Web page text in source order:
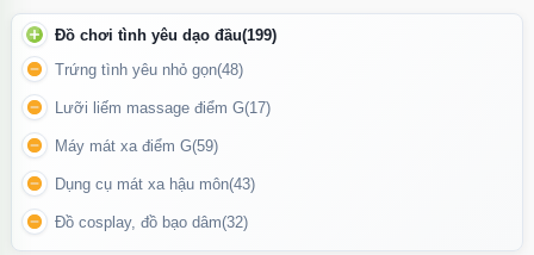
Đồ chơi tình yêu dạo đầu(199)
Trứng tình yêu nhỏ gọn(48)
Lưỡi liếm massage điểm G(17)
Máy mát xa điểm G(59)
Dụng cụ mát xa hậu môn(43)
Đồ cosplay, đồ bạo dâm(32)